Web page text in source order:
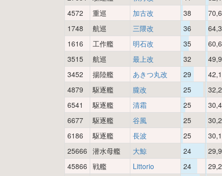
4572
重巡 加古改 38
1748
航巡 三隈改 36
1616
工作艦 明石改 35
3515
航巡 最上改 32
3452
揚陸艦 あきつ丸改 29
4879
駆逐艦 朧改 25
6541
駆逐艦 清霜 25
6677
駆逐艦 谷風 25
6186
駆逐艦 長波 25
25666 潜水母艦 大鯨 24
45866 戦艦 Littorio 24